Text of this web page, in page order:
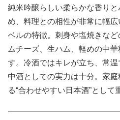
純米吟醸らしい柔らかな香り
め、料理との相性が非常に幅
ベルの特徴。刺身や塩焼きな
ムチーズ、生ハム、軽めの中
す。冷酒ではキレが立ち、常
中酒としての実力は十分。家
る“合わせやすい日本酒”として